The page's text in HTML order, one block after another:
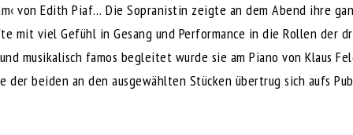
von Edith Piaf… Die Sopranistin zeigte an dem Abend ihre
mit viel Gefühl in Gesang und Performance in die Rollen der
musikalisch famos begleitet wurde sie am Piano von Klaus
der beiden an den ausgewählten Stücken übertrug sich aufs